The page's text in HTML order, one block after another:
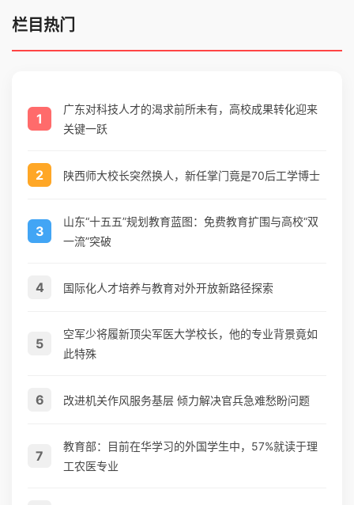
栏目热门
1
广东对科技人才的渴求前所未有，高校成果转化迎来
关键一跃
2 陕西师大校长突然换人，新任掌门竟是70后工学博士
3
山东“十五五”规划教育蓝图：免费教育扩围与高校“双
一流”突破
4 国际化人才培养与教育对外开放新路径探索
5
空军少将履新顶尖军医大学校长，他的专业背景竟如
此特殊
6 改进机关作风服务基层 倾力解决官兵急难愁盼问题
7
教育部：目前在华学习的外国学生中，57%就读于理
工农医专业